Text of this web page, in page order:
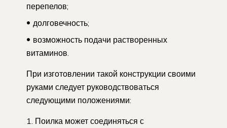
перепелов;
долговечность;
возможность подачи растворенных
витаминов.
При изготовлении такой конструкции своими
руками следует руководствоваться
следующими положениями:
Поилка может соединяться с